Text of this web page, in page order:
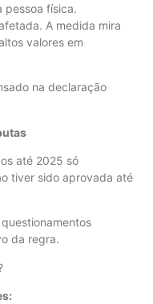
pessoa física.
A medida mira
valores em
na declaração
até 2025 só
tiver sido aprovada até
da regra.